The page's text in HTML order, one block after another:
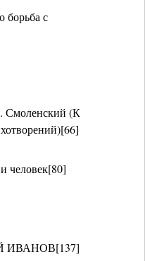
борьба с
Смоленский (К
человек[80]
ИВАНОВ[137]